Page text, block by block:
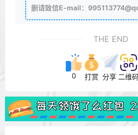
删请致信E-mail：
THE END
0 打赏 分享 二维